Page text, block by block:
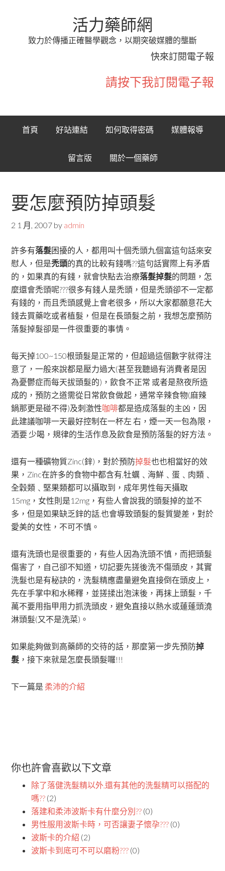
活力藥師網
致力於傳播正確醫學觀念，以期突破媒體的壟斷
快來訂閱電子報
請按下我訂閱電子報
首頁 好站連結 如何取得密碼 媒體報導
留言版 關於一個藥師
要怎麼預防掉頭髮
2 1 月, 2007 by admin
許多有落髮困擾的人，都用叫十個禿頭九個富這句話來安
慰人，但是禿頭的真的比較有錢嗎??這句話實際上有矛盾
的，如果真的有錢，就會快點去治療落髮掉髮的問題，怎
麼還會禿頭呢???很多有錢人是禿頭，但是禿頭卻不一定都
有錢的，而且禿頭感覺上會老很多，所以大家都願意花大
錢去買藥吃或者植髮，但是在長頭髮之前，我想怎麼預防
落髮掉髮卻是一件很重要的事情。
每天掉100~150根頭髮是正常的，但超過這個數字就得注
意了，一般來說都是壓力過大(甚至我聽過有消費者是因
為憂鬱症而每天拔頭髮的)，飲食不正常 或者是熬夜所造
成的，預防之道需從日常飲食做起，通常辛辣食物(麻辣
鍋那更是碰不得)及刺激性咖啡都是造成落髮的主凶，因
此建議咖啡一天最好控制在一杯左 右，煙一天一包為限，
酒要 少喝，規律的生活作息及飲食是預防落髮的好方法。
還有一種礦物質Zinc(鋅)，對於預防掉髮也也相當好的效
果，Zinc在許多的食物中都含有,牡蠣﹑海鮮﹑蛋﹑肉類﹑
全穀類﹑堅果類都可以攝取到，成年男性每天攝取
15mg，女性則是12mg，有些人會說我的頭髮掉的並不
多，但是如果缺乏鋅的話,也會導致頭髮的髮質變差，對於
愛美的女性，不可不慎。
還有洗頭也是很重要的，有些人因為洗頭不慎，而把頭髮
傷害了，自己卻不知道，切記要先搓後洗不傷頭皮，其實
洗髮也是有秘訣的，洗髮精應盡量避免直接倒在頭皮上，
先在手掌中和水稀釋，並搓揉出泡沫後，再抹上頭髮，千
萬不要用指甲用力抓洗頭皮，避免直接以熱水或蓮蓬頭澆
淋頭髮(又不是洗菜)。
如果能夠做到高藥師的交待的話，那麼第一步先預防掉
髮 ，接下來就是怎麼長頭髮囉!!!
下一篇是 柔沛的介紹
你也許會喜歡以下文章
除了落健洗髮精以外,還有其他的洗髮精可以搭配的
嗎?? (2)
落建和柔沛波斯卡有什麼分別?? (0)
男性服用波斯卡時，可否讓妻子懷孕??? (0)
波斯卡的介紹 (2)
波斯卡到底可不可以磨粉??? (0)